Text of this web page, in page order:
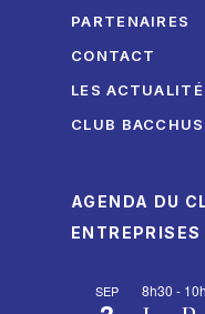
PARTENAIRES
CONTACT
LES
CLUB BACCHUS
AGENDA DU
ENTREPRISES
SEP 8h30 -